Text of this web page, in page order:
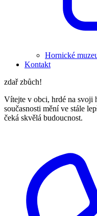
Hornické
Kontakt
zdař zbůch!
Vítejte v obci, hrdé na svoji
současnosti mění ve stále
čeká skvělá budoucnost.